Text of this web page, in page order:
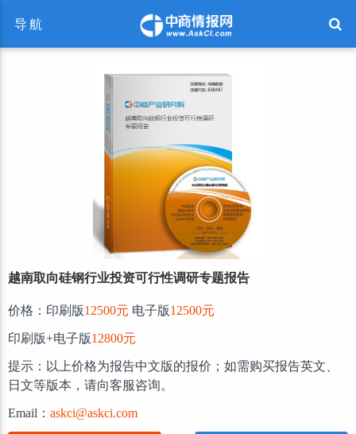
导航
越南取向硅钢行业投资可行性调研专题报告
价格：印刷版12500元 电子版12500元
印刷版+电子版12800元
提示：以上价格为报告中文版的报价；如需购买报告英文、
日文等版本，请向客服咨询。
Email： askci@askci.com